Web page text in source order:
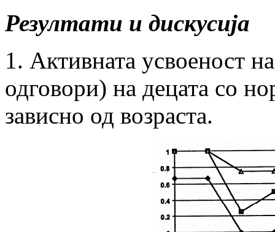
Резултати и дискусија
1. Активната усвоеност
одговори) на децата со
зависно од возраста.